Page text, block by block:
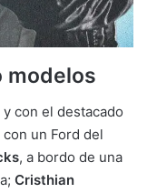
modelos
con el destacado
con un Ford del
, a bordo de una
Cristhian